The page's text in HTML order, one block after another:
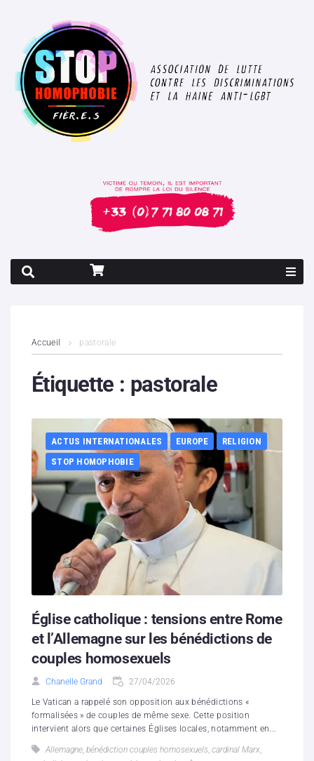
Contenus litigieux
Boutique
Partenaires
Contacts
Hébergement solidaire
Accueil pastorale
Étiquette : pastorale
ACTUS INTERNATIONALES EUROPE
RELIGION
STOP HOMOPHOBIE
Église catholique : tensions entre Rome
et l’Allemagne sur les bénédictions de
couples homosexuels
Chanelle Grand 27/04/2026
Le Vatican a rappelé son opposition aux bénédictions «
formalisées » de couples de même sexe. Cette position
intervient alors que certaines Églises locales, notamment en...
Allemagne, bénédiction couples homosexuels, cardinal Marx,